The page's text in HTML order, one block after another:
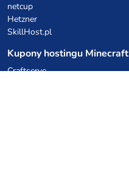
netcup
Hetzner
SkillHost.pl
Kupony hostingu Minecraft
Craftserve